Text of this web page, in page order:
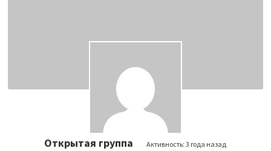
Открытая группа Активность:3 года назад